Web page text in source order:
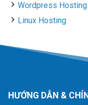
Wordpress Hosting
Linux Hosting
HƯỚNG DẪN &